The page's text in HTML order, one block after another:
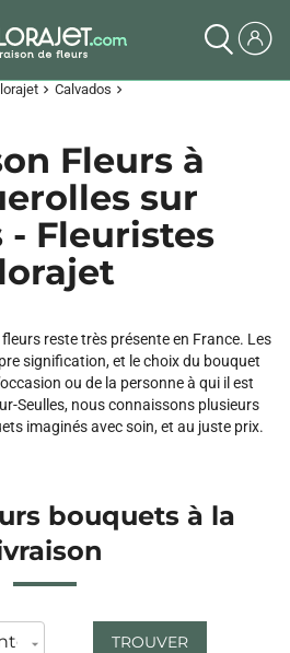
chevron_right Calvados chevron_right
Fleurs à
sur
- Fleuristes
reste très présente en France. Les
signification, et le choix du bouquet
ou de la personne à qui il est
Seulles, nous connaissons plusieurs
imaginés avec soin, et au juste prix.
bouquets à la
TROUVER